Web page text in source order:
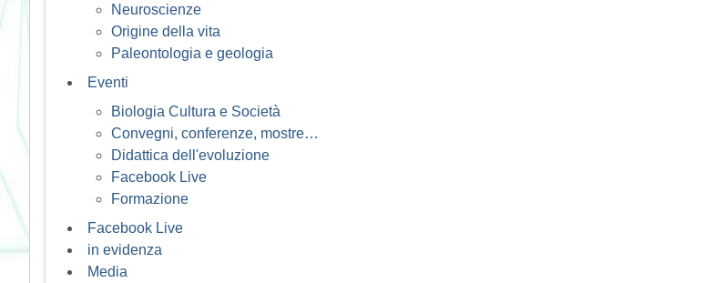
Neuroscienze
Origine della vita
Paleontologia e geologia
Eventi
Biologia Cultura e Società
Convegni, conferenze, mostre…
Didattica dell'evoluzione
Facebook Live
Formazione
Facebook Live
in evidenza
Media